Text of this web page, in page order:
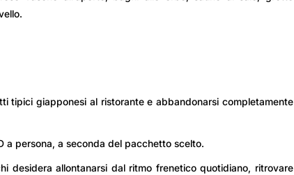
tipici giapponesi al ristorante e abbandonarsi completamente
persona, a seconda del pacchetto scelto.
desidera allontanarsi dal ritmo frenetico quotidiano, ritrovare